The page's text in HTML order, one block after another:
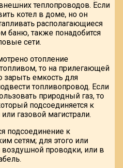
теплопроводов. Если
котел в доме, но он
располагающиеся
баню, также понадобится
сети.
отопление
то на прилегающей
зарыть емкость для
топливопровод. Если
природный газ, то
подсоединяется к
газовой магистрали.
подсоединение к
сетям; для этого или
воздушной проводки, или в